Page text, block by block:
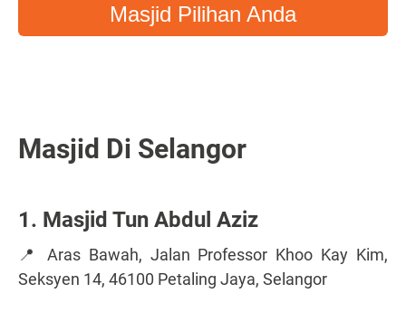
Masjid Pilihan Anda
Masjid Di Selangor
1. Masjid Tun Abdul Aziz
📍 Aras Bawah, Jalan Professor Khoo Kay Kim,
Seksyen 14, 46100 Petaling Jaya, Selangor